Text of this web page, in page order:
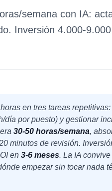
semana con IA:
Inversión 4.000-
en tres tareas
día por puesto) y gestionar
30-50 horas/semana,
minutos de revisión.
en 3-6 meses. La IA
empezar sin tocar nada